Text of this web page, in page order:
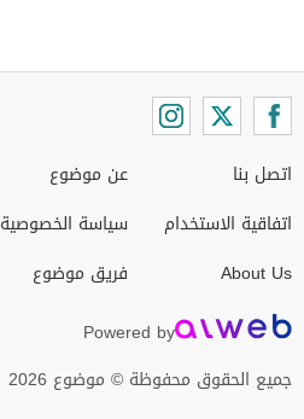
اتصل بنا
اتفاقية الاستخدام
About Us
عن موضوع
سياسة الخصوصية
فريق موضوع
Powered by
جميع الحقوق محفوظة © موضوع 2026